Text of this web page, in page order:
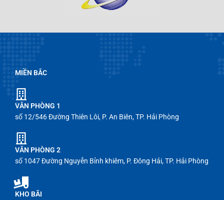
MIỀN BẮC
VĂN PHÒNG 1
số 12/546 Đường Thiên Lôi, P. An Biên, TP. Hải Phòng
VĂN PHÒNG 2
số 1047 Đường Nguyễn Bỉnh khiêm, P. Đông Hải, TP. Hải Phòng
KHO BÃI